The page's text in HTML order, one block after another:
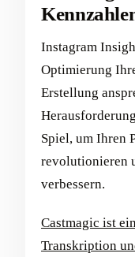
Instagram
Optimierung
Erstellung
Spiel, um Ihren
revolutionieren
verbessern.
Castmagic ist
Transkription